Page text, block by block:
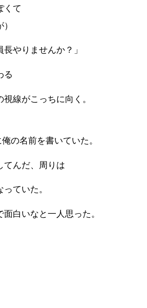
くて
長やりませんか？」
る
線がこっちに向く。
の名前を書いていた。
てんだ、周りは
ていた。
白いなと一人思った。